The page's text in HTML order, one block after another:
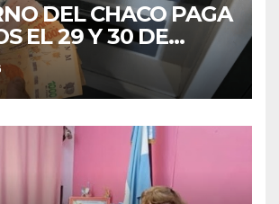
DEL CHACO PAGA
EL 29 Y 30 DE
EL 2% DE